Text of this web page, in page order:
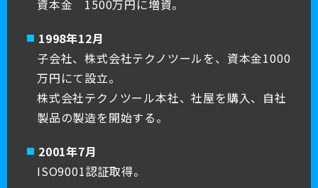
資本金 1500万円に増資。
1998年12月
子会社、株式会社テクノツールを、資本金1000
万円にて設立。
株式会社テクノツール本社、社屋を購入、自社
製品の製造を開始する。
2001年7月
ISO9001認証取得。